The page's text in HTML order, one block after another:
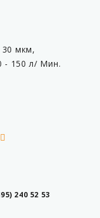
мкм,
- 150 л/ Мин.
240 52 53